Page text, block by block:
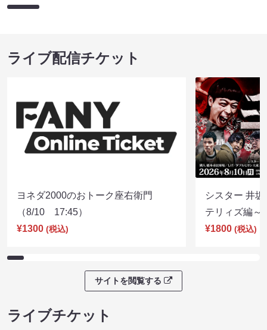
ライブ配信チケット
ヨネダ2000のおトーク座右衛門
（8/10 17:45）
¥1300 (税込)
シスター 井
テリィズ編
¥1800 (税込)
サイトを閲覧する
ライブチケット